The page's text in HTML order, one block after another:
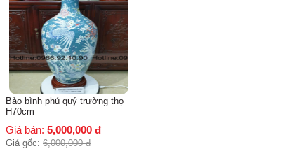
Bảo bình phú quý trường thọ
H70cm
Giá bán: 5,000,000 đ
Giá gốc: 6,000,000 đ